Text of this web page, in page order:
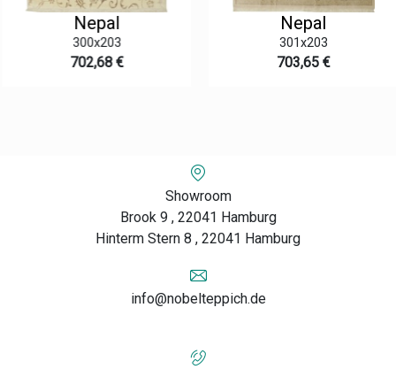
Nepal
300x203
702,68 €
Nepal
301x203
703,65 €
Showroom
Brook 9 , 22041 Hamburg
Hinterm Stern 8 , 22041 Hamburg
info@nobelteppich.de